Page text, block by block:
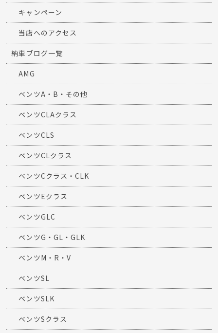
キャンペーン
当店へのアクセス
納車ブログ一覧
AMG
ベンツA・B・その他
ベンツCLAクラス
ベンツCLS
ベンツCLクラス
ベンツCクラス・CLK
ベンツEクラス
ベンツGLC
ベンツG・GL・GLK
ベンツM・R・V
ベンツSL
ベンツSLK
ベンツSクラス